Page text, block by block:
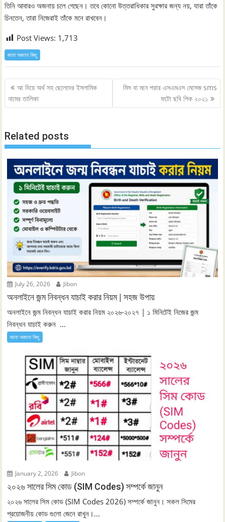
তিনি আবারও অজনায় চলে গেছেন। তবে কোনো উত্তরাধিকার সুরক্ষার জন্য নয়, যারা তাঁকে
চিনতেন, তারা নিজেরাই তাঁকে মনে রাখবেন।
Post Views: 1,713
জানা অজানা কিছু
Post
navigation
আ দিয়ে অর্থ সহ ছেলেদের ইসলামিক
নামের তালিকা
মিস বা মনে পরার এসএমএস মেসেজ sms
ফটো ছবি পিক ২০২১
Related posts
July 26, 2026 Jibon
অনলাইনে জন্ম নিবন্ধন যাচাই করার নিয়ম | সহজ উপায়
অনলাইনে জন্ম নিবন্ধন যাচাই করার নিয়ম ২০২৬-২০২৭ | ১ মিনিটেই নিজের জন্ম
নিবন্ধন যাচাই করুন ...
জানা অজানা কিছু
January 2, 2026 Jibon
২০২৬ সালের সিম কোড (SIM Codes) সম্পর্কে জানুন
২০২৬ সালের সিম কোড (SIM Codes 2026) সম্পর্কে জানুন। সকল সিমের
প্রয়োজনীয় কোড গুলো জেনে রাখুন।...